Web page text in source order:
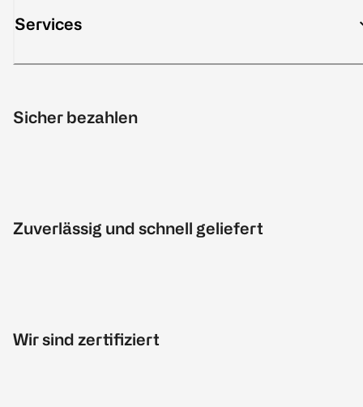
Services
Sicher bezahlen
Zuverlässig und schnell geliefert
Wir sind zertifiziert